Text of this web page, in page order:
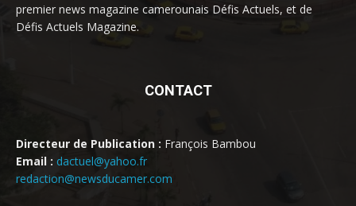
premier news magazine camerounais Défis Actuels, et de
Défis Actuels Magazine.
CONTACT
Directeur de Publication : François Bambou
Email : dactuel@yahoo.fr
redaction@newsducamer.com